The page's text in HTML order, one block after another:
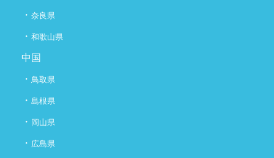
・ 奈良県
・ 和歌山県
中国
・ 鳥取県
・ 島根県
・ 岡山県
・ 広島県